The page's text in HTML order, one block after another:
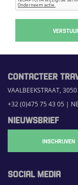
CONTACTEER
VAALBEEKSTRAAT,
+32 (0)475 75 43 05 |
NIEUWSBRIEF
INSCHRIJVEN
SOCIAL MEDIA